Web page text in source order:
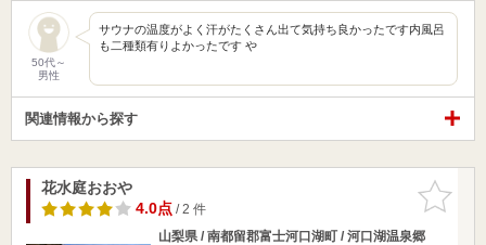
50代～
男性
サウナの温度がよく汗がたくさん出て気持ち良かったです内風呂
も二種類有りよかったです や
関連情報から探す
お気に入
りに追加
花水庭おおや
4.0点/ 2 件
山梨県 / 南都留郡富士河口湖町 / 河口湖温泉郷